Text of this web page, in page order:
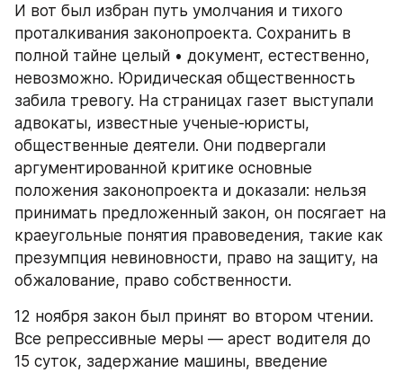
И вот был избран путь умолчания и тихого
проталкивания законопроекта. Сохранить в
полной тайне целый • документ, естественно,
невозможно. Юридическая общественность
забила тревогу. На страницах газет выступали
адвокаты, известные ученые-юристы,
общественные деятели. Они подвергали
аргументированной критике основные
положения законопроекта и доказали: нельзя
принимать предложенный закон, он посягает на
краеугольные понятия правоведения, такие как
презумпция невиновности, право на защиту, на
обжалование, право собственности.
12 ноября закон был принят во втором чтении.
Все репрессивные меры — арест водителя до
15 суток, задержание машины, введение